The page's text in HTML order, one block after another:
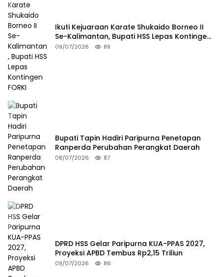
Ikuti Kejuaraan Karate Shukaido Borneo II
Se-Kalimantan, Bupati HSS Lepas Kontingen
FORKI
09/07/2026 89
Bupati Tapin Hadiri Paripurna Penetapan
Ranperda Perubahan Perangkat Daerah
08/07/2026 87
DPRD HSS Gelar Paripurna KUA-PPAS 2027,
Proyeksi APBD Tembus Rp2,15 Triliun
09/07/2026 86